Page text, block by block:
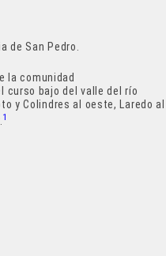
de San Pedro.
la comunidad
curso bajo del valle del río
y Colindres al oeste, Laredo al
1